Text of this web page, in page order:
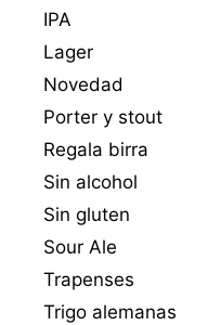
IPA
Lager
Novedad
Porter y stout
Regala birra
Sin alcohol
Sin gluten
Sour Ale
Trapenses
Trigo alemanas